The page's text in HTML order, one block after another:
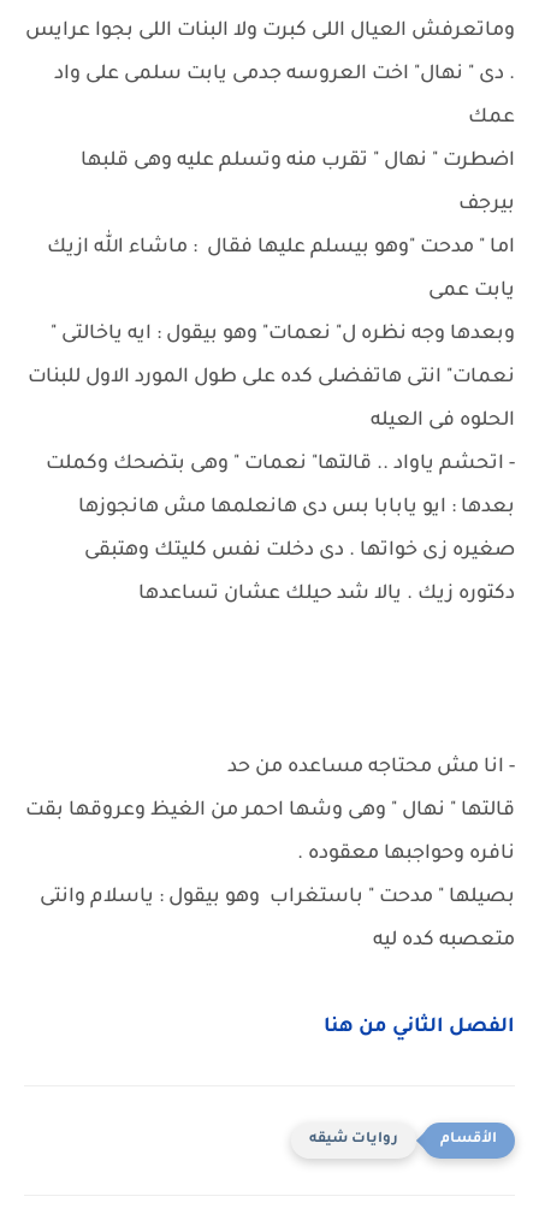
وماتعرفش العيال اللى كبرت ولا البنات اللى بجوا عرايس
. دى " نهال" اخت العروسه جدمى يابت سلمى على واد
عمك
اضطرت " نهال " تقرب منه وتسلم عليه وهى قلبها
بيرجف
اما " مدحت "وهو بيسلم عليها فقال : ماشاء الله ازيك
يابت عمى
وبعدها وجه نظره ل" نعمات" وهو بيقول : ايه ياخالتى "
نعمات" انتى هاتفضلى كده على طول المورد الاول للبنات
الحلوه فى العيله
- اتحشم ياواد .. قالتها" نعمات " وهى بتضحك وكملت
بعدها : ايو يابابا بس دى هانعلمها مش هانجوزها
صغيره زى خواتها . دى دخلت نفس كليتك وهتبقى
دكتوره زيك . يالا شد حيلك عشان تساعدها
- انا مش محتاجه مساعده من حد
قالتها " نهال " وهى وشها احمر من الغيظ وعروقها بقت
نافره وحواجبها معقوده .
بصيلها " مدحت " باستغراب وهو بيقول : ياسلام وانتى
متعصبه كده ليه
الفصل الثاني من هنا
روايات شيقه